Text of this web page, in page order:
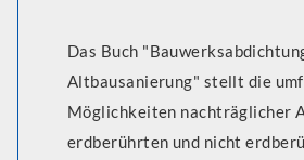
Das Buch
Altbausanierung" stellt die
Möglichkeiten nachträglicher
erdberührten und nicht